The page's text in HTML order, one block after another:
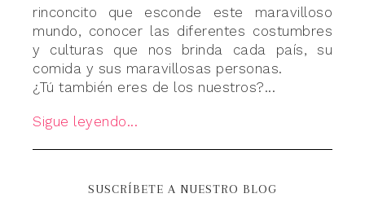
rinconcito que esconde este maravilloso
mundo, conocer las diferentes costumbres
y culturas que nos brinda cada país, su
comida y sus maravillosas personas.
¿Tú también eres de los nuestros?...
Sigue leyendo...
SUSCRÍBETE A NUESTRO BLOG